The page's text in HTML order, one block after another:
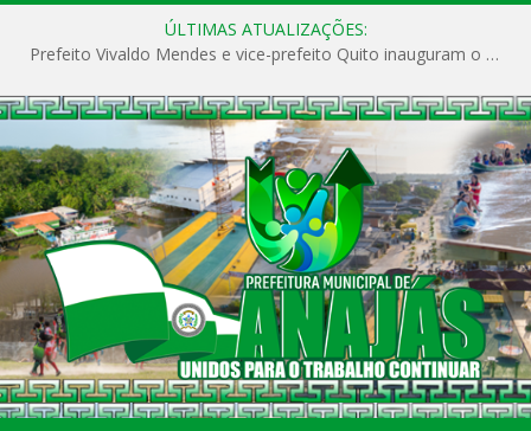
ÚLTIMAS ATUALIZAÇÕES:
Prefeito Vivaldo Mendes e vice-prefeito Quito inauguram o CAPS e fortalecem a saúde pública em Anajás.